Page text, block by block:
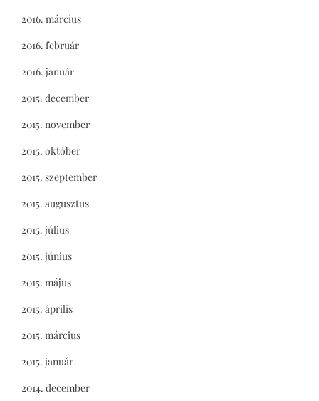
2016. március
2016. február
2016. január
2015. december
2015. november
2015. október
2015. szeptember
2015. augusztus
2015. július
2015. június
2015. május
2015. április
2015. március
2015. január
2014. december